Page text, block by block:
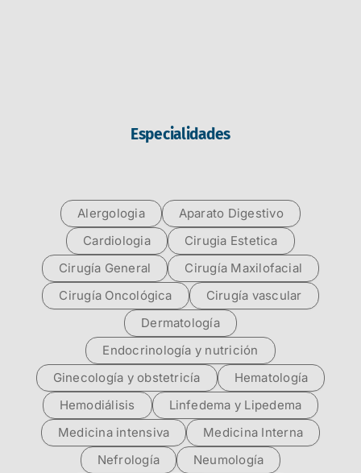
Especialidades
Alergologia
Aparato Digestivo
Cardiologia
Cirugia Estetica
Cirugía General
Cirugía Maxilofacial
Cirugía Oncológica
Cirugía vascular
Dermatología
Endocrinología y nutrición
Ginecología y obstetricía
Hematología
Hemodiálisis
Linfedema y Lipedema
Medicina intensiva
Medicina Interna
Nefrología
Neumología